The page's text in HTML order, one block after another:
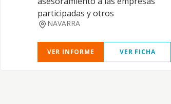
participadas y otros
NAVARRA
VER INFORME VER FICHA